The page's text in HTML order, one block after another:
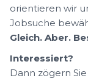
orientieren wir
Jobsuche
Gleich. Aber.
Interessiert?
Dann zögern